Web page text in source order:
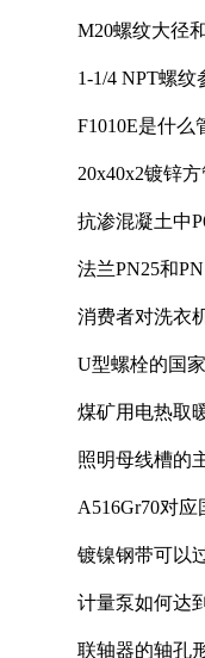
M20螺纹大径
1-1/4 NPT螺
F1010E是什么
20x40x2镀锌
抗渗混凝土中
法兰PN25和
消费者对洗衣
U型螺栓的国
煤矿用电热取
照明母线槽的
A516Gr70对
镀镍钢带可以
计量泵如何达
联轴器的轴孔